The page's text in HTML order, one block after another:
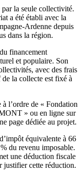
la seule collectivité.
a été établi avec la
Ardenne depuis
dans la région.
financement
et populaire. Son
avec des frais
la collecte est fixé à
l’ordre de « Fondation
» ou en ligne sur
page dédiée au projet.
équivalente à 66
du revenu imposable.
une déduction fiscale
justifier cette réduction.